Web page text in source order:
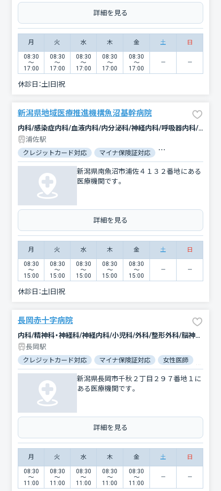
詳細を見る
月 火 水 木 金 土 日
08:30
〜
17:00
08:30
〜
17:00
08:30
〜
17:00
08:30
〜
17:00
08:30
〜
17:00
休診日：土|日|祝
新潟県地域医療推進機構魚沼基幹病院
内科/感染症内科/血液内科/内分泌科/神経内科/呼吸器内科/循環器科/消化器科/腎臓内科・外科/外科/脳神経外科/呼吸器外科/心臓血管外科/乳腺外科/整形外科/小児科/産科/婦人科/眼科/耳鼻咽喉科/皮膚科/泌尿器科/精神科・神経科/矯正歯科/歯科口腔外科/リハビリテーション/放射線科/救急科/麻酔科
浦佐駅
クレジットカード対応 マイナ保険証対応 駐車場あり
新潟県南魚沼市浦佐４１３２番地にある
医療機関です。
詳細を見る
月 火 水 木 金 土 日
08:30
〜
15:00
08:30
〜
15:00
08:30
〜
15:00
08:30
〜
15:00
08:30
〜
15:00
休診日：土|日|祝
長岡赤十字病院
内科/精神科・神経科/神経内科/小児科/外科/整形外科/脳神経外科/呼吸器外科/心臓血管外科/小児外科/皮膚科/泌尿器科/産科/婦人科/眼科/耳鼻咽喉科/歯科/リハビリテーション/放射線科/麻酔科/歯科口腔外科/形成外科/循環器科/リウマチ科/臨床検査・病理診断/消化器科/救急科
長岡駅
クレジットカード対応 マイナ保険証対応 女性医師
新潟県長岡市千秋２丁目２９７番地１に
ある医療機関です。
詳細を見る
月 火 水 木 金 土 日
08:30
〜
11:00
08:30
〜
11:00
08:30
〜
11:00
08:30
〜
11:00
08:30
〜
11:00